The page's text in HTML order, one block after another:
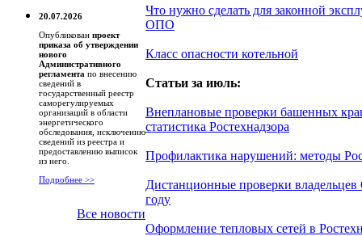
20.07.2026
Опубликован проект
приказа об утверждении
нового
Административного
регламента по внесению
сведений в
государственный реестр
саморегулируемых
организаций в области
энергетического
обследования, исключению
сведений из реестра и
предоставлению выписок
из него.
Подробнее >>
Все новости
Что нужно сделать для законной
ОПО
Класс опасности котельной
Статьи за июль:
Внеплановые проверки башенных
статистика Ростехнадзора
Профилактика нарушений: методы
Дистанционные проверки
году
Оформление тепловых сетей в